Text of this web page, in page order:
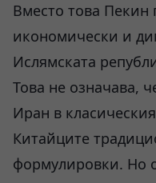
Вместо това
икономически и
Ислямската
Това не означава,
Иран в
Китайците
формулировки. Но